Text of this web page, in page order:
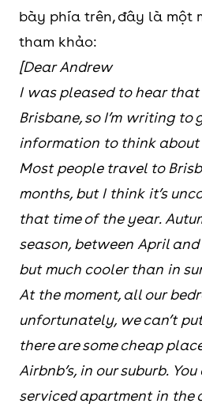
bày phía trên, đây là một
tham khảo:
[Dear Andrew
I was pleased to hear that
Brisbane, so I’m writing to
information to think about
Most people travel to
months, but I think it’s
that time of the year.
season, between April and
but much cooler than in
At the moment, all our
unfortunately, we can’t
there are some cheap
Airbnb’s, in our suburb.
serviced apartment in the